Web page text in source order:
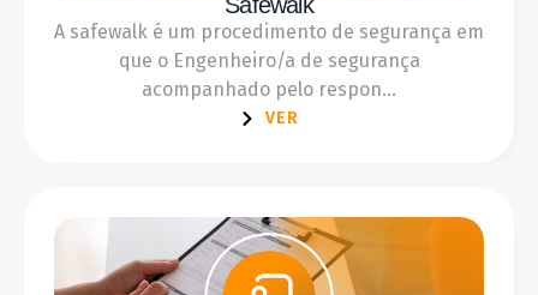
A safewalk é um procedimento de segurança em
que o Engenheiro/a de segurança
acompanhado pelo respon...
VER